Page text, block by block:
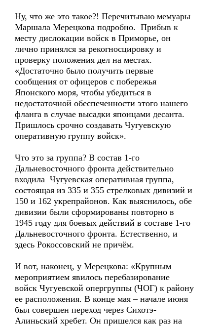
Ну, что же это такое?! Перечитываю мемуары
Маршала Мерецкова подробно. Прибыв к
месту дислокации войск в Приморье, он
лично принялся за рекогносцировку и
проверку положения дел на местах.
«Достаточно было получить первые
сообщения от офицеров с побережья
Японского моря, чтобы убедиться в
недостаточной обеспеченности этого нашего
фланга в случае высадки японцами десанта.
Пришлось срочно создавать Чугуевскую
оперативную группу войск».
Что это за группа? В состав 1-го
Дальневосточного фронта действительно
входила Чугуевская оперативная группа,
состоящая из 335 и 355 стрелковых дивизий и
150 и 162 укрепрайонов. Как выяснилось, обе
дивизии были сформированы повторно в
1945 году для боевых действий в составе 1-го
Дальневосточного фронта. Естественно, и
здесь Рокоссовский не причём.
И вот, наконец, у Мерецкова: «Крупным
мероприятием явилось перебазирование
войск Чугуевской опергруппы (ЧОГ) к району
ее расположения. В конце мая – начале июня
был совершен переход через Сихотэ-
Алиньский хребет. Он пришелся как раз на